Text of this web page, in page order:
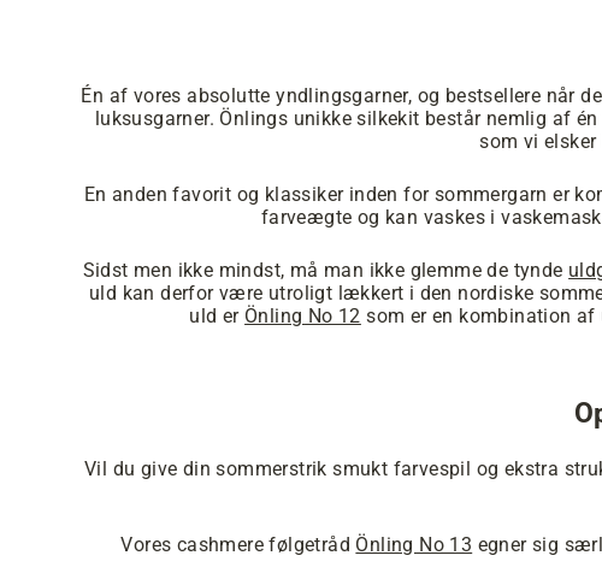
Én af vores absolutte yndlingsgarner, og bestsellere når
luksusgarner. Önlings unikke silkekit består nemlig af
som vi
En anden favorit og klassiker inden for sommergarn er
farveægte og kan vaskes i
Sidst men ikke mindst, må man ikke glemme de tynde
uld kan derfor være utroligt lækkert i den nordiske
uld er Önling No 12 som er en kombination
Vil du give din sommerstrik smukt farvespil og ekstra
Vores cashmere følgetråd Önling No 13 egner sig